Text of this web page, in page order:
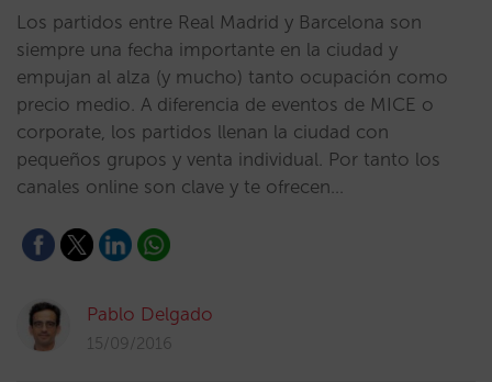
Los partidos entre Real Madrid y Barcelona son
siempre una fecha importante en la ciudad y
empujan al alza (y mucho) tanto ocupación como
precio medio. A diferencia de eventos de MICE o
corporate, los partidos llenan la ciudad con
pequeños grupos y venta individual. Por tanto los
canales online son clave y te ofrecen…
Pablo Delgado
15/09/2016